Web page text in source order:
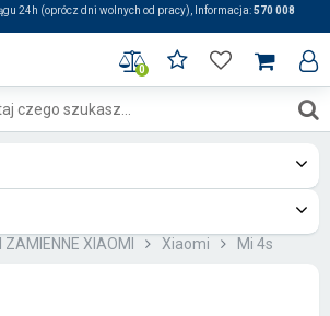
24h (oprócz dni wolnych od pracy), Informacja:570 008
0
ZAMIENNE XIAOMI Xiaomi Mi 4s